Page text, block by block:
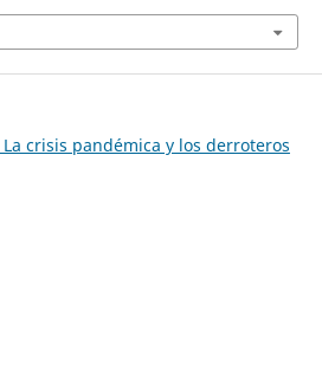
crisis pandémica y los derroteros